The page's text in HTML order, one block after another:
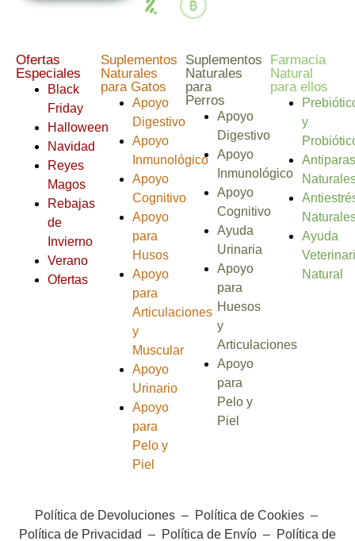
Ofertas
Especiales
Black
Friday
Halloween
Navidad
Reyes
Magos
Rebajas
de
Invierno
Verano
Ofertas
Suplementos
Naturales
para Gatos
Apoyo
Digestivo
Apoyo
Inmunológico
Apoyo
Cognitivo
Apoyo
para
Husos
Apoyo
para
Articulaciones
y
Muscular
Apoyo
Urinario
Apoyo
para
Pelo y
Piel
Suplementos
Naturales
para
Perros
Apoyo
Digestivo
Apoyo
Inmunológico
Apoyo
Cognitivo
Ayuda
Urinaria
Apoyo
para
Huesos
y
Articulaciones
Apoyo
para
Pelo y
Piel
Farmacia
Natural
para ellos
y
Ayuda
Natural
Política de Devoluciones– Política de Cookies–
Política de Privacidad – Política de Envío – Política de